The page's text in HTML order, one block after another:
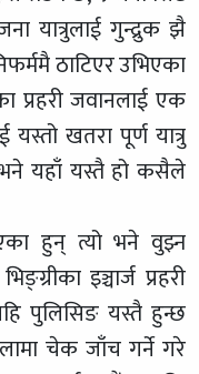
यात्रुलाई गुन्द्रुक झै
ठाटिएर उभिएका
प्रहरी जवानलाई एक
यस्तो खतरा पूर्ण यात्रु
भने यहाँ यस्तै हो कसैले
हुन् त्यो भने वुझ्न
इञ्चार्ज प्रहरी
पुलिसिङ यस्तै हुन्छ
चेक जाँच गर्ने गरे